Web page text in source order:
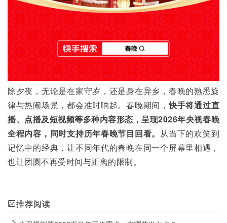
除夕夜，无论是在家守岁，还是身在异乡，春晚的熟悉旋
律与热闹场景，都会准时响起。春晚期间，快手将通过直
播、点播及短视频等多种内容形态，呈现2026年央视春晚
全程内容，同时支持历年春晚节目回看。 从当下的欢笑到
记忆中的经典，让不同年代的春晚在同一个屏幕里相遇，
也让团圆不再受时间与距离的限制。
推荐阅读